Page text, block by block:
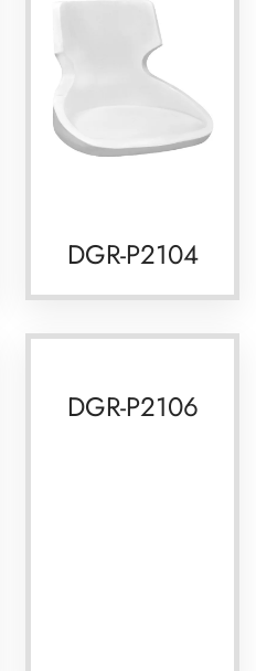
DGR-P2104
DGR-P2106